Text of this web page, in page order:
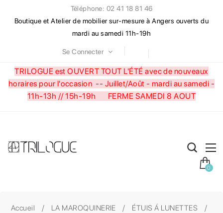
Téléphone: 02 41 18 81 46
Boutique et Atelier de mobilier sur-mesure à Angers ouverts du
mardi au samedi 11h-19h
Se Connecter
TRILOGUE est OUVERT TOUT L'ÉTÉ avec de nouveaux
horaires pour l'occasion -- Juillet/Août - mardi au samedi -
11h-13h // 15h-19h FERME SAMEDI 8 AOUT
0
Accueil LA MAROQUINERIE
ÉTUIS Á LUNETTES